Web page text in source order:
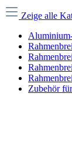
Zeige alle
Zubehör